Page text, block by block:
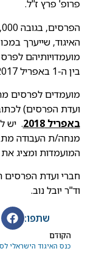
פרופ' פרץ ז"ל.
מועמדויותיהם
בין ה-1 באפריל 2017 ל-31 במרץ 2018.
מועמדים לפרסים
ועדת הפרסים)
באפריל 2018
. יש
מנחה/ת העבודה
המועמדות ומציג
חברי ועדת הפרסים
וד"ר יובל נוב.
שתפו:
הקודם